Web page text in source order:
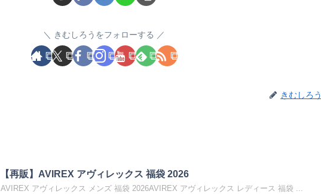
きむしろうをフォローする
きむしろう
【再販】AVIREX アヴィレックス 福袋 2026
AVIREX アヴィレックス メンズ 福袋 2026AVIREX アヴィレックス レディース 福袋 ...